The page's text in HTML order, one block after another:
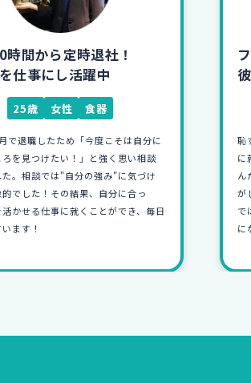
ーから人材会社へ！
られたのをきっかけに...
23歳 男性 人材
ら彼女に振られたことをきっかけ
と決意しました。自分が就職で悩
「人の仕事を応援するような仕事
思い人材会社へ入社しました。今
分の仕事を自信をもって話せるよう
嬉しいです！
学
接
い
未
イ
が